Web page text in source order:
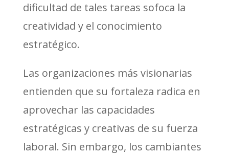
dificultad de tales tareas sofoca la
creatividad y el conocimiento
estratégico.
Las organizaciones más visionarias
entienden que su fortaleza radica en
aprovechar las capacidades
estratégicas y creativas de su fuerza
laboral. Sin embargo, los cambiantes